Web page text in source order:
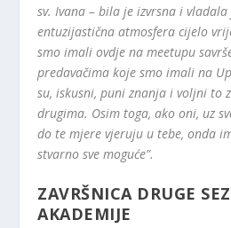
sv. Ivana – bila je izvrsna i
entuzijastična atmosfera cijelo
smo imali ovdje na meetupu
predavačima koje smo imali na
su, iskusni, puni znanja i voljni to
drugima. Osim toga, ako oni, uz
do te mjere vjeruju u tebe, onda
stvarno sve moguće”.
ZAVRŠNICA DRUGE
AKADEMIJE